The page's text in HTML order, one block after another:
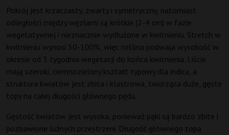
Pokrój jest krzaczasty, zwarty i symetryczny, natomiast
odległości między węzłami są krótkie (2-4 cm) w fazie
wegetatywnej i nieznacznie wydłużone w kwitnieniu. Stretch w
kwitnieniu wynosi 50-100%, więc roślina podwaja wysokość w
okresie od 3 tygodnia wegetacji do końca kwitnienia. Liście
mają szeroki, ciemnozielony kształt typowy dla indica, a
struktura kwiatów jest zbita i klastrowa, tworząca duże, gęste
topy na całej długości głównego pędu.
Gęstość kwiatów jest wysoka, ponieważ pąki są bardzo zbite i
pozbawione luźnych przestrzeni. Długość głównego topa